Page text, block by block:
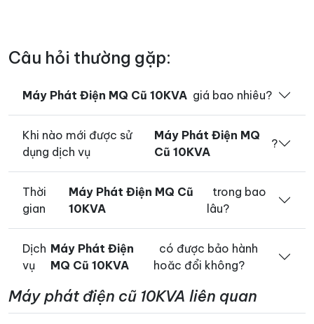
Câu hỏi thường gặp:
Máy Phát Điện MQ Cũ 10KVA giá bao nhiêu?
Khi nào mới được sử
dụng dịch vụ
Máy Phát Điện MQ
Cũ 10KVA
?
Thời
gian
Máy Phát Điện MQ Cũ
10KVA
trong bao
lâu?
Dịch
vụ
Máy Phát Điện
MQ Cũ 10KVA
có được bảo hành
hoăc đổi không?
Máy phát điện cũ 10KVA liên quan